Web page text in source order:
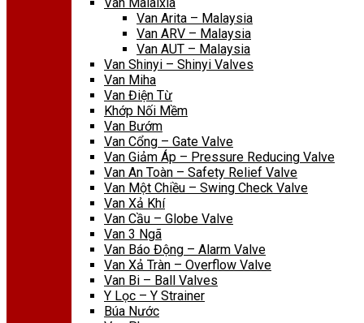
Van Arita – Malaysia
Van ARV – Malaysia
Van AUT – Malaysia
Van Shinyi – Shinyi Valves
Van Miha
Van Điện Từ
Khớp Nối Mềm
Van Bướm
Van Cổng – Gate Valve
Van Giảm Áp – Pressure Reducing Valve
Van An Toàn – Safety Relief Valve
Van Một Chiều – Swing Check Valve
Van Xả Khí
Van Cầu – Globe Valve
Van 3 Ngã
Van Báo Động – Alarm Valve
Van Xả Tràn – Overflow Valve
Van Bi – Ball Valves
Y Lọc – Y Strainer
Búa Nước